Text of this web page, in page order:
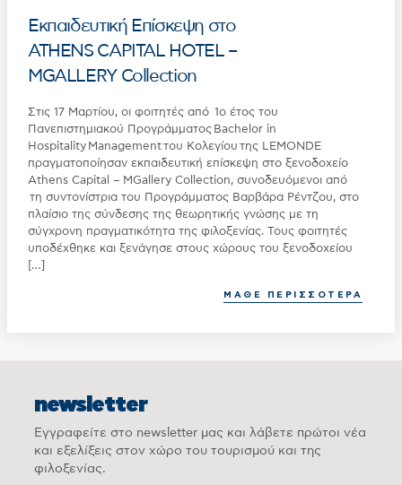
Εκπαιδευτική Επίσκεψη στο
ATHENS CAPITAL HOTEL –
MGALLERY Collection
Στις 17 Μαρτίου, οι φοιτητές από 1ο έτος του
Πανεπιστημιακού Προγράμματος Bachelor in
Hospitality Management του Κολεγίου της LEMONDE
πραγματοποίησαν εκπαιδευτική επίσκεψη στο ξενοδοχείο
Athens Capital – MGallery Collection, συνοδευόμενοι από
τη συντονίστρια του Προγράμματος Βαρβάρα Ρέντζου, στο
πλαίσιο της σύνδεσης της θεωρητικής γνώσης με τη
σύγχρονη πραγματικότητα της φιλοξενίας. Τους φοιτητές
υποδέχθηκε και ξενάγησε στους χώρους του ξενοδοχείου
[…]
ΜΑΘΕ ΠΕΡΙΣΣΟΤΕΡΑ
newsletter
Εγγραφείτε στο newsletter μας και λάβετε πρώτοι νέα
και εξελίξεις στον χώρο του τουρισμού και της
φιλοξενίας.